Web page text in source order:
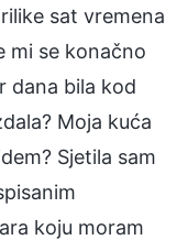
sat vremena
mi se konačno
dana bila kod
Moja kuća
Sjetila sam
koju moram